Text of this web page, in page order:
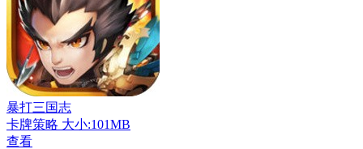
暴打三国志
卡牌策略 大小:101MB
查看